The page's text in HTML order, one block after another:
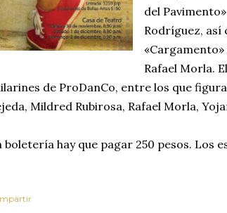
del
Rodríguez, así
«Cargamento»
Rafael Morla.
de ProDanCo, entre los que
Mildred Rubirosa, Rafael Morla,
boletería hay que pagar 250 pesos. Los